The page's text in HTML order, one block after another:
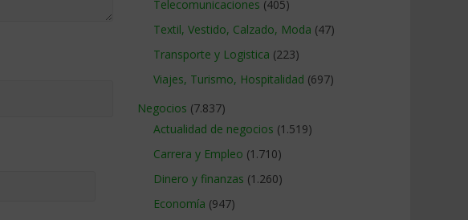
Telecomunicaciones (405)
Textil, Vestido, Calzado, Moda (47)
Transporte y Logistica (223)
Viajes, Turismo, Hospitalidad (697)
Negocios (7.837)
Actualidad de negocios (1.519)
Carrera y Empleo (1.710)
Dinero y finanzas (1.260)
Economía (947)